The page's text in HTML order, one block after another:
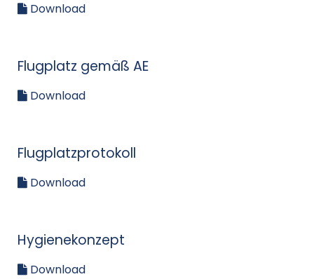
Download
Flugplatz gemäß AE
Download
Flugplatzprotokoll
Download
Hygienekonzept
Download